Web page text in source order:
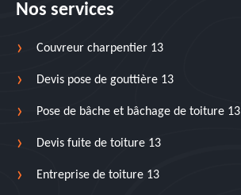
Nos services
Couvreur charpentier 13
Devis pose de gouttière 13
Pose de bâche et bâchage de toiture 13
Devis fuite de toiture 13
Entreprise de toiture 13